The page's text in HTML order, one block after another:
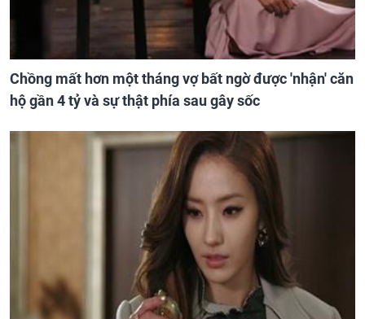
Chồng mất hơn một tháng vợ bất ngờ được 'nhận' căn
hộ gần 4 tỷ và sự thật phía sau gây sốc